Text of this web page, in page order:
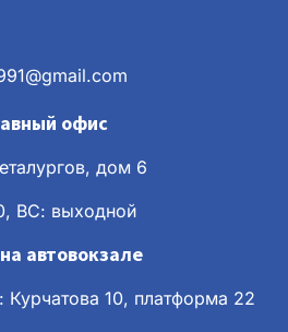
офис
дом 6
ВС: выходной
автовокзале
Курчатова 10, платформа 22